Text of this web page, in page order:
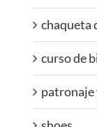
chaqueta
curso de
patronaje